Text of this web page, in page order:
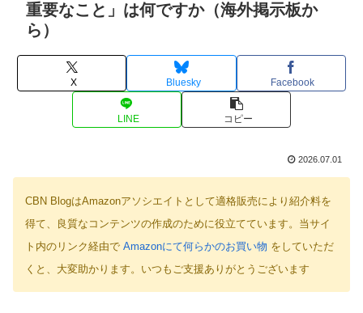
重要なこと」は何ですか（海外掲示板か
ら）
X Bluesky Facebook
LINE コピー
2026.07.01
CBN BlogはAmazonアソシエイトとして適格販売により紹介料を
得て、良質なコンテンツの作成のために役立てています。当サイ
ト内のリンク経由で Amazonにて何らかのお買い物 をしていただ
くと、大変助かります。いつもご支援ありがとうございます